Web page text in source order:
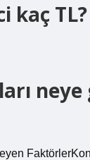
kaç TL?
neye